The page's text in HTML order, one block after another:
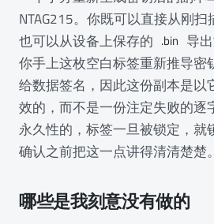
NTAG215。你既可以直接从刚扫
也可以从设备上保存的 .bin 导
你手上这枚空白标签重新推导密
给数据签名，因此这份副本是以
效的，而不是一份注定失败的逐
永久性的，标签一旦被锁定，就
确认之前把这一点讲得清清楚楚。
哪些是我刻意没有做的